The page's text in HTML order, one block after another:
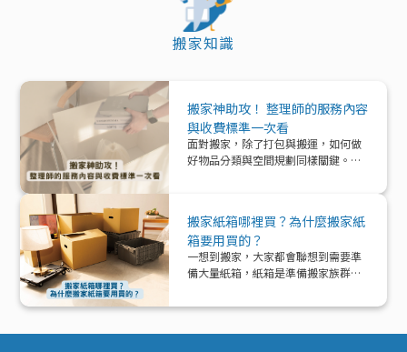
搬家知識
搬家神助攻！ 整理師的服務內容
與收費標準一次看
面對搬家，除了打包與搬運，如何做
好物品分類與空間規劃同樣關鍵。本
一次解析！
搬家紙箱哪裡買？為什麼搬家紙
箱要用買的？
一想到搬家，大家都會聯想到需要準
備大量紙箱，紙箱是準備搬家族群的